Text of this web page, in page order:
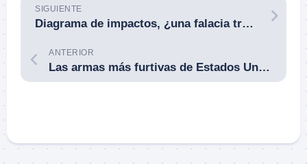
SIGUIENTE
Diagrama de impactos, ¿una falacia tradicionalmente aceptada? Por Juan I. Carrión.
ANTERIOR
Las armas más furtivas de Estados Unidos. No solo aviones militares pasan inadvertidos.